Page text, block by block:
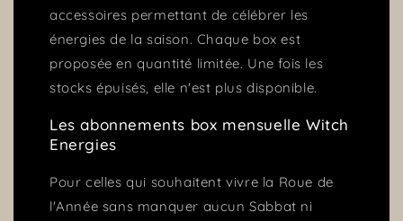
accessoires permettant de célébrer les
énergies de la saison. Chaque box est
proposée en quantité limitée. Une fois les
stocks épuisés, elle n'est plus disponible.
Les abonnements box mensuelle Witch
Energies
Pour celles qui souhaitent vivre la Roue de
l'Année sans manquer aucun Sabbat ni